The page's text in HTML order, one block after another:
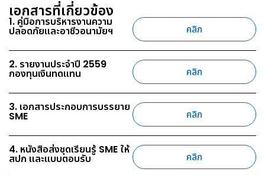
เอกสารที่เกี่ยวข้อง
1. คู่มือการบริหารงานความ
ปลอดภัยและอาชีวอนามัยฯ คลิก
2. รายงานประจำปี 2559
กองทุนเงินทดแทน คลิก
3. เอกสารประกอบการบรรยาย
SME คลิก
4. หนังสือส่งชุดเรียนรู้ SME ให้
สปก และแบบตอบรับ คลิก